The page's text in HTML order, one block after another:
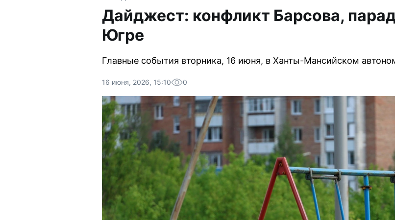
Дайджест: конфликт Барсова,
Югре
Главные события вторника, 16 июня, в Ханты-Мансийском
16 июня, 2026, 15:10 0